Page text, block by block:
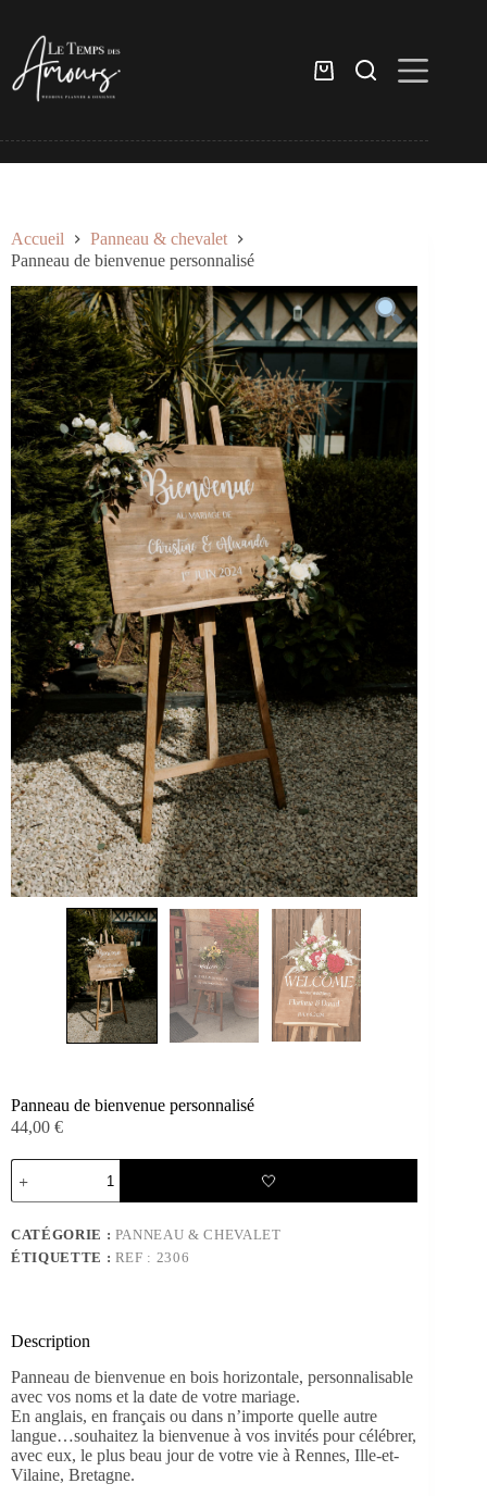
contenu
Panier
Accueil
Panneau & chevalet
Panneau de bienvenue personnalisé
Panneau de bienvenue personnalisé
44,00 €
quantité
de
Panneau
bienvenue
personnalisé
🤍
CATÉGORIE : PANNEAU & CHEVALET
ÉTIQUETTE : REF : 2306
Description
Panneau de bienvenue en bois horizontale, personnalisable
avec vos noms et la date de votre mariage.
En anglais, en français ou dans n’importe quelle autre
langue…souhaitez la bienvenue à vos invités pour célébrer,
avec eux, le plus beau jour de votre vie à Rennes, Ille-et-
Vilaine, Bretagne.